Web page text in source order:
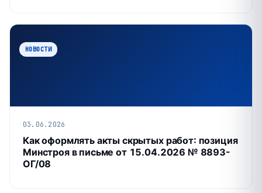
НОВОСТИ
03.06.2026
Как оформлять акты скрытых работ: позиция
Минстроя в письме от 15.04.2026 № 8893-
ОГ/08